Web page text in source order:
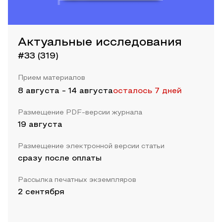
Актуальные исследования
#33 (319)
Прием материалов
8 августа - 14 августаосталось 7 дней
Размещение PDF-версии журнала
19 августа
Размещение электронной версии статьи
сразу после оплаты
Рассылка печатных экземпляров
2 сентября